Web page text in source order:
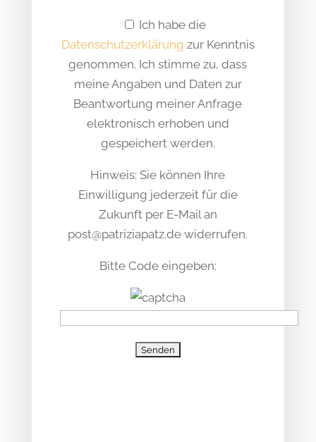
Ich habe die
Datenschutzerklärung zur Kenntnis
genommen. Ich stimme zu, dass
meine Angaben und Daten zur
Beantwortung meiner Anfrage
elektronisch erhoben und
gespeichert werden.
Hinweis: Sie können Ihre
Einwilligung jederzeit für die
Zukunft per E-Mail an
post@patriziapatz.de widerrufen.
Bitte Code eingeben: